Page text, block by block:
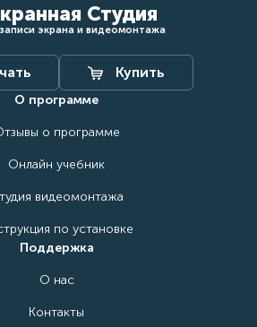
Экранная Студия
экрана и видеомонтажа
Купить
О программе
о программе
Онлайн учебник
видеомонтажа
по установке
Поддержка
О нас
Контакты